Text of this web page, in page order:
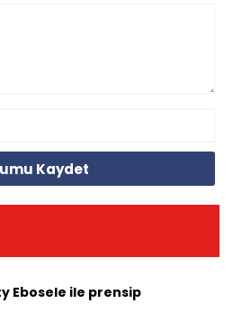
Kaydet
Ebosele ile prensip